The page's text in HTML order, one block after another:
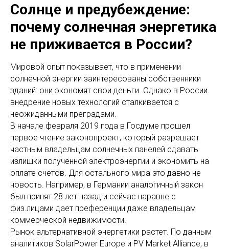
Солнце и предубеждение:
почему солнечная энергетика
не приживается в России?
Мировой опыт показывает, что в применении
солнечной энергии заинтересованы собственники
зданий: они экономят свои деньги. Однако в России
внедрение новых технологий сталкивается с
неожиданными преградами.
В начале февраля 2019 года в Госдуме прошел
первое чтение законопроект, который разрешает
частным владельцам солнечных панелей сдавать
излишки полученной электроэнергии и экономить на
оплате счетов. Для остального мира это давно не
новость. Например, в Германии аналогичный закон
был принят 28 лет назад и сейчас наравне с
физ.лицами дает преференции даже владельцам
коммерческой недвижимости.
Рынок альтернативной энергетики растет. По данным
аналитиков SolarPower Europe и PV Market Alliance, в